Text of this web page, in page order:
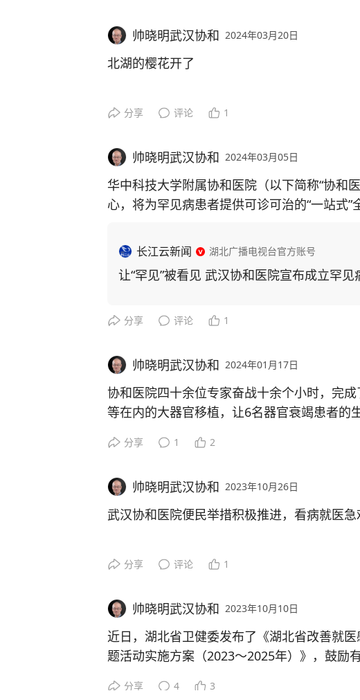
帅晓明武汉协和 2024年03月20日
北湖的樱花开了
分享 评论 1
帅晓明武汉协和 2024年03月05日
华中科技大学附属协和医院（以下简称“协和
心，将为罕见病患者提供可诊可治的“一站式
长江云新闻 湖北广播电视台官方账号
让“罕见”被看见 武汉协和医院宣布成立罕见
分享 评论 1
帅晓明武汉协和 2024年01月17日
协和医院四十余位专家奋战十余个小时，完
等在内的大器官移植，让6名器官衰竭患者的
网页链接
分享 1 2
帅晓明武汉协和 2023年10月26日
武汉协和医院便民举措积极推进，看病就医
分享 评论 1
帅晓明武汉协和 2023年10月10日
近日，湖北省卫健委发布了《湖北省改善就
题活动实施方案（2023～2025年）》，鼓励
服务，满足上班、上学等人群的就诊需求。
分享 4 3